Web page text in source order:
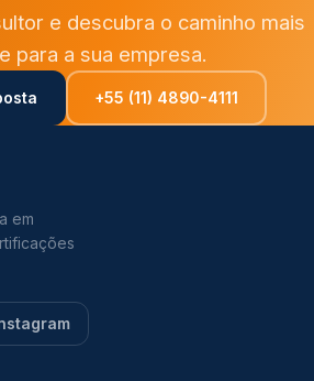
e descubra o caminho mais
para a sua empresa.
+55 (11) 4890-4111
em